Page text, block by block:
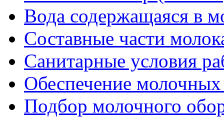
Вода содержащаяся в
Составные части
Санитарные условия
Обеспечение
Подбор молочного